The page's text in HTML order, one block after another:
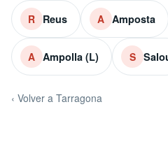
R Reus A Amposta
A Ampolla (L) S
‹ Volver a Tarragona